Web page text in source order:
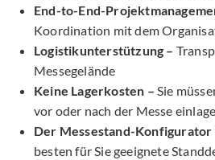
End-to-End-
Koordination mit dem
Logistikunterstützung –
Messegelände
Keine Lagerkosten – Sie
vor oder nach der Messe
Der Messestand-Konfigurator
besten für Sie geeignete